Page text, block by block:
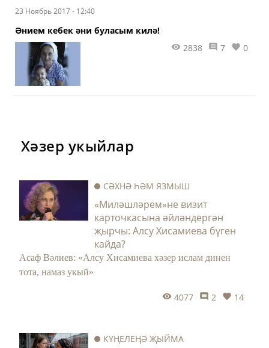
очындыра да...» «Ул эчке кичерешләр
сәркатибе генә түгел, ул инде
шигырьләренә диагноз сыйфаты бирә
тәмамлаган, туган ягы Күәмдә ире
Алмаз белән кыз-уллар үстереп ятучы
23 Ноябрь 2017 - 12:40
Әнием кебек әни буласым килә!
2838
7 0
Хәзер укыйлар
СӘХНӘ ҺӘМ ЯЗМЫШ
«Миләшләрем»не визит
карточкасына әйләндергән
җырчы: Алсу Хисамиева бүген
кайда?
Асаф Вәлиев: «Алсу Хисамиева хәзер ислам динен
тота, намаз укый»
4077 2 14
КҮҢЕЛЕҢӘ ҖЫЙМА